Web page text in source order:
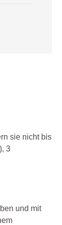
sie nicht bis
3
und mit